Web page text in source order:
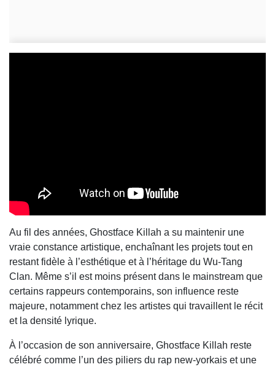
Au fil des années, Ghostface Killah a su maintenir une
vraie constance artistique, enchaînant les projets tout en
restant fidèle à l’esthétique et à l’héritage du Wu-Tang
Clan. Même s’il est moins présent dans le mainstream que
certains rappeurs contemporains, son influence reste
majeure, notamment chez les artistes qui travaillent le récit
et la densité lyrique.
À l’occasion de son anniversaire, Ghostface Killah reste
célébré comme l’un des piliers du rap new-yorkais et une